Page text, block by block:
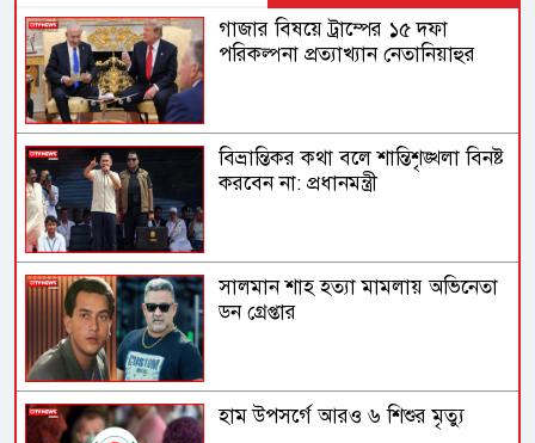
গাজার বিষয়ে ট্রাম্পের ১৫ দফা
পরিকল্পনা প্রত্যাখ্যান নেতানিয়াহুর
বিভ্রান্তিকর কথা বলে শান্তিশৃঙ্খলা বিনষ্ট
করবেন না: প্রধানমন্ত্রী
সালমান শাহ হত্যা মামলায় অভিনেতা
ডন গ্রেপ্তার
হাম উপসর্গে আরও ৬ শিশুর মৃত্যু